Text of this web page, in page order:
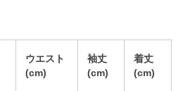
ウエスト
(cm)
袖丈
(cm)
着丈
(cm)